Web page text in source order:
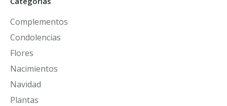
Complementos
Condolencias
Flores
Nacimientos
Navidad
Plantas